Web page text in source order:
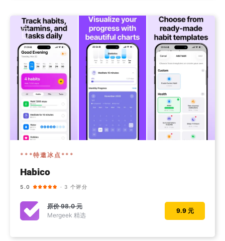
***特邀冰点***
Habico
5.0 · 3 个评分
原价98.0 元
Mergeek 精选
9.9 元